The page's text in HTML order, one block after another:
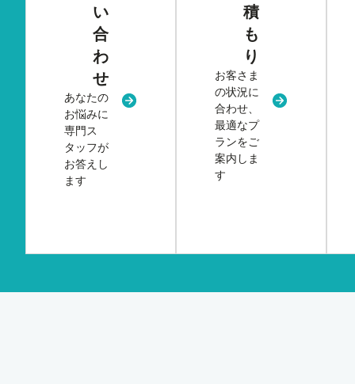
い
合
わ
せ
あなたの
お悩みに
専門ス
タッフが
お答えし
ます
新規タブまたはウィンドウで開く
積
も
り
お客さま
の状況に
合わせ、
最適なプ
ランをご
案内しま
す
新規タブま